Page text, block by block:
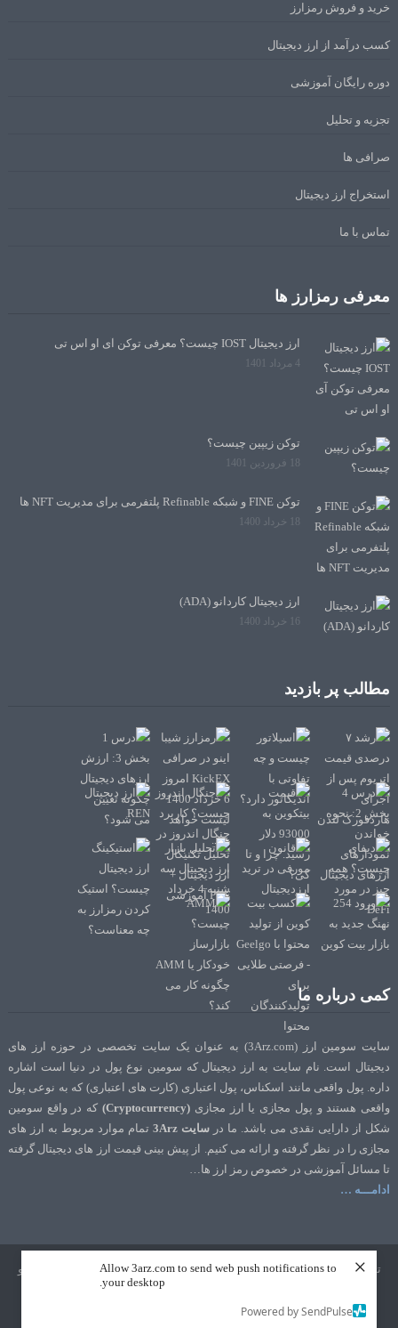
Allow 3arz.com to send web push notifications to
your desktop.
Powered by SendPulse
×
خرید و فروش رمزارز
کسب درآمد از ارز دیجیتال
دوره رایگان آموزشی
تجزیه و تحلیل
صرافی ها
استخراج ارز دیجیتال
تماس با ما
معرفی رمزارز ها
ارز دیجیتال IOST چیست؟ معرفی توکن آی او اس تی
4 مرداد 1401
توکن زیپین چیست؟
توکن FINE و شبکه Refinable پلتفرمی برای مدیریت NFT ها
ارز دیجیتال کاردانو (ADA)
16 خرداد 1400
مطالب پر بازدید
کمی درباره ما
سایت سومین ارز (3Arz.com) به عنوان یک سایت تخصصی در حوزه ارز های
دیجیتال است. نام سایت به ارز دیجیتال که سومین نوع پول در دنیا است اشاره
داره. پول واقعی مانند اسکناس، پول اعتباری (کارت های اعتباری) که به نوعی پول
واقعی هستند و پول مجازی یا ارز مجازی (Cryptocurrency)
که در واقع سومین
شکل از دارایی نقدی می باشد. ما در سایت 3Arz
تمام موارد مربوط به ارز های
مجازی را در نظر گرفته و ارائه می کنیم. از پیش بینی قیمت ارز های دیجیتال گرفته
تا مسائل آموزشی در خصوص رمز ارز ها…
ادامـــه …
تمامی حقوق نشر و تالیف برای سایت 3Arz.com محفوظ است. طراحی و سئو